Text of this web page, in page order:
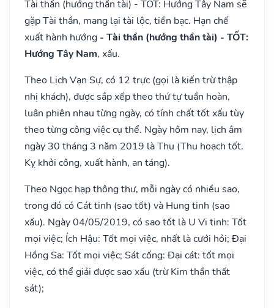
Tài thần (hướng thần tài) - TỐT: Hướng Tây Nam sẽ
gặp Tài thần, mang lại tài lộc, tiền bạc. Hạn chế
xuất hành hướng - Tài thần (hướng thần tài) - TỐT:
Hướng Tây Nam, xấu.
Theo Lịch Vạn Sự, có 12 trực (gọi là kiến trừ thập
nhị khách), được sắp xếp theo thứ tự tuần hoàn,
luân phiên nhau từng ngày, có tính chất tốt xấu tùy
theo từng công việc cụ thể. Ngày hôm nay, lịch âm
ngày 30 tháng 3 năm 2019 là Thu (Thu hoạch tốt.
Kỵ khởi công, xuất hành, an táng).
Theo Ngọc hạp thông thư, mỗi ngày có nhiều sao,
trong đó có Cát tinh (sao tốt) và Hung tinh (sao
xấu). Ngày 04/05/2019, có sao tốt là U Vi tinh: Tốt
mọi việc; Ích Hậu: Tốt mọi việc, nhất là cưới hỏi; Đại
Hồng Sa: Tốt mọi việc; Sát cống: Đại cát: tốt mọi
việc, có thể giải được sao xấu (trừ Kim thần thất
sát);